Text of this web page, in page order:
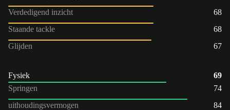
Verdedigend inzicht
68
Staande tackle
68
Glijden
67
Fysiek
69
Springen
74
uithoudingsvermogen
84